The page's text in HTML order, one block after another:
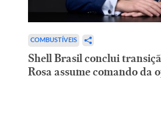
COMBUSTÍVEIS
Shell Brasil conclui
Rosa assume comando da